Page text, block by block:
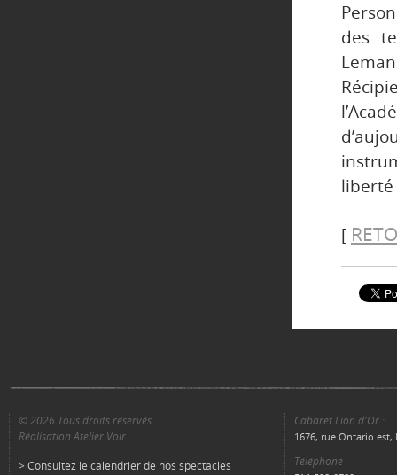
des
liberté
[
© 2026 Tous droits réservés
Réalisation Atelier Voir
> Consultez le calendrier de nos spectacles
Cabaret Lion d'Or :
1676, rue Ontario est,
Téléphone